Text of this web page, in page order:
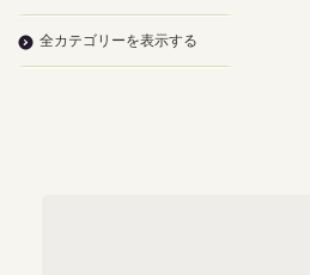
全カテゴリーを表示する